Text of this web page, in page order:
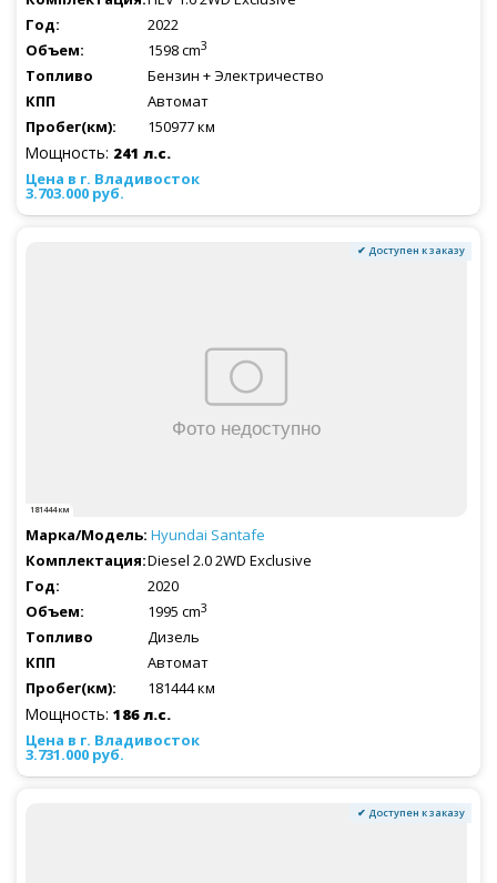
2022
1598 cm3
Бензин + Электричество
Автомат
150977 км
Мощность: 241 л.с.
3.703.000 руб.
✔ Доступен к заказу
181444 км
Hyundai Santafe
Diesel 2.0 2WD Exclusive
2020
1995 cm3
Дизель
Автомат
181444 км
Мощность: 186 л.с.
3.731.000 руб.
✔ Доступен к заказу